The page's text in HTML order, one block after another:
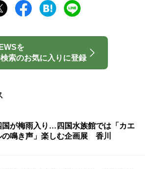
を
索のお気に入りに登録
国が梅雨入り…四国水族館では「カエ
の鳴き声」楽しむ企画展 香川